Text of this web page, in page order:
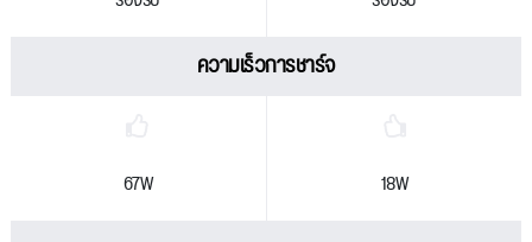
ความเร็วการชาร์จ
67W 18W